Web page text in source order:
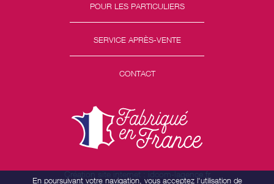
POUR LES PARTICULIERS
SERVICE APRÈS-VENTE
CONTACT
Création site internet : idcom-lagence.fr
En poursuivant votre navigation, vous acceptez l'utilisation de